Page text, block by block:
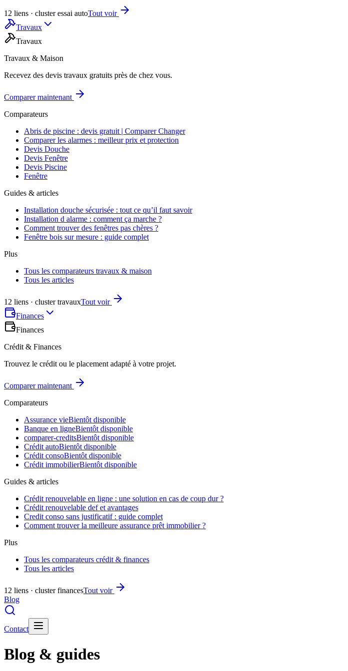
12 liens · cluster essai autoTout voir
Travaux
Travaux
Travaux & Maison
Recevez des devis travaux gratuits près de chez vous.
Comparer maintenant
Comparateurs
Abris de piscine : devis gratuit | Comparer Changer
Comparer les alarmes : meilleur prix et protection
Devis Douche
Devis Fenêtre
Devis Piscine
Fenêtre
Guides & articles
Installation douche sécurisée : tout ce qu’il faut savoir
Installation d alarme : comment ça marche ?
Comment trouver des fenêtres pas chères ?
Fenêtre bois sur mesure : guide complet
Plus
Tous les comparateurs travaux & maison
Tous les articles
12 liens · cluster travauxTout voir
Finances
Finances
Crédit & Finances
Trouvez le crédit ou le placement adapté à votre projet.
Comparer maintenant
Comparateurs
Assurance vieBientôt disponible
Banque en ligneBientôt disponible
comparer-creditsBientôt disponible
Crédit autoBientôt disponible
Crédit consoBientôt disponible
Crédit immobilierBientôt disponible
Guides & articles
Crédit renouvelable en ligne : une solution en cas de coup dur ?
Crédit renouvelable def et avantages
Credit conso sans justificatif : guide complet
Comment trouver la meilleure assurance prêt immobilier ?
Plus
Tous les comparateurs crédit & finances
Tous les articles
12 liens · cluster financesTout voir
Blog
Contact
Blog & guides